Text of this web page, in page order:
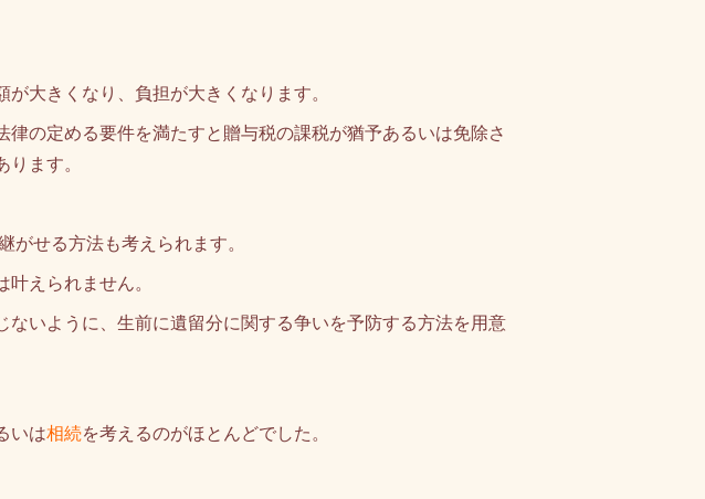
大きくなり、負担が大きくなります。
の定める要件を満たすと贈与税の課税が猶予あるいは免除さ
ます。
がせる方法も考えられます。
えられません。
いように、生前に遺留分に関する争いを予防する方法を用意
いは相続を考えるのがほとんどでした。